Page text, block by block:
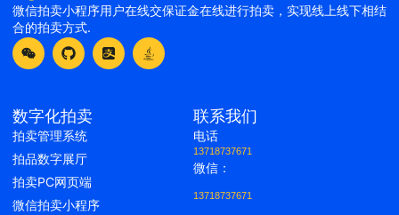
微信拍卖小程序用户在线交保证金在线进行拍卖，实现线上线下相结
合的拍卖方式.
数字化拍卖
拍卖管理系统
拍品数字展厅
拍卖PC网页端
微信拍卖小程序
联系我们
电话
13718737671
微信：
13718737671